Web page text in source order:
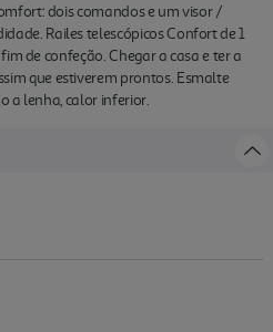
dois comandos e um visor /
Railes telescópicos Confort de 1
de confeção. Chegar a casa e ter a
que estiverem prontos. Esmalte
a lenha, calor inferior.